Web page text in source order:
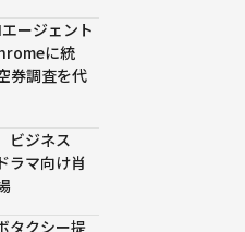
ージェント
に統
券調査を代
ビジネス
ラマ向け肖
タクシー提